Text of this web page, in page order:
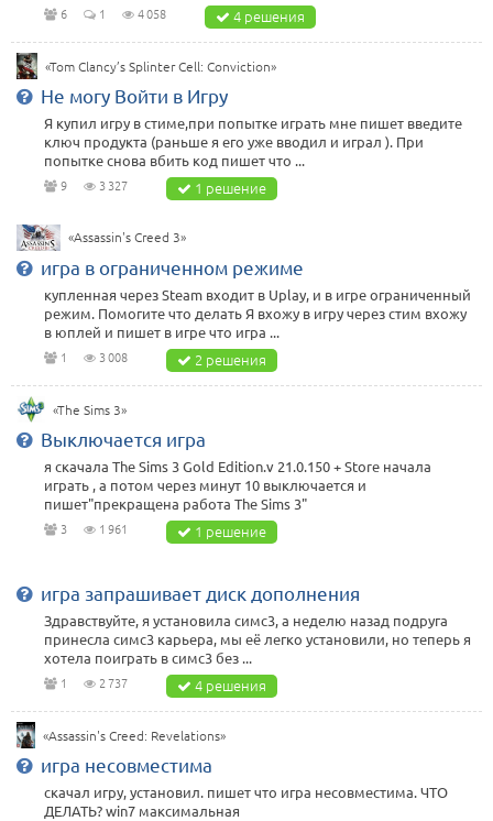
6 1 4 058 4 решения
«Tom Clancy’s Splinter Cell: Conviction»
Не могу Войти в Игру
Я купил игру в стиме,при попытке играть мне пишет введите
ключ продукта (раньше я его уже вводил и играл ). При
попытке снова вбить код пишет что ...
9 3 327 1 решение
«Assassin's Creed 3»
игра в ограниченном режиме
купленная через Steam входит в Uplay, и в игре ограниченный
режим. Помогите что делать Я вхожу в игру через стим вхожу
в юплей и пишет в игре что игра ...
1 3 008 2 решения
«The Sims 3»
Выключается игра
я скачала The Sims 3 Gold Edition.v 21.0.150 + Store начала
играть , а потом через минут 10 выключается и
пишет"прекращена работа The Sims 3"
3 1 961 1 решение
игра запрашивает диск дополнения
Здравствуйте, я установила симс3, а неделю назад подруга
принесла симс3 карьера, мы её легко установили, но теперь я
хотела поиграть в симс3 без ...
1 2 737 4 решения
«Assassin's Creed: Revelations»
игра несовместима
скачал игру, установил. пишет что игра несовместима. ЧТО
ДЕЛАТЬ? win7 максимальная